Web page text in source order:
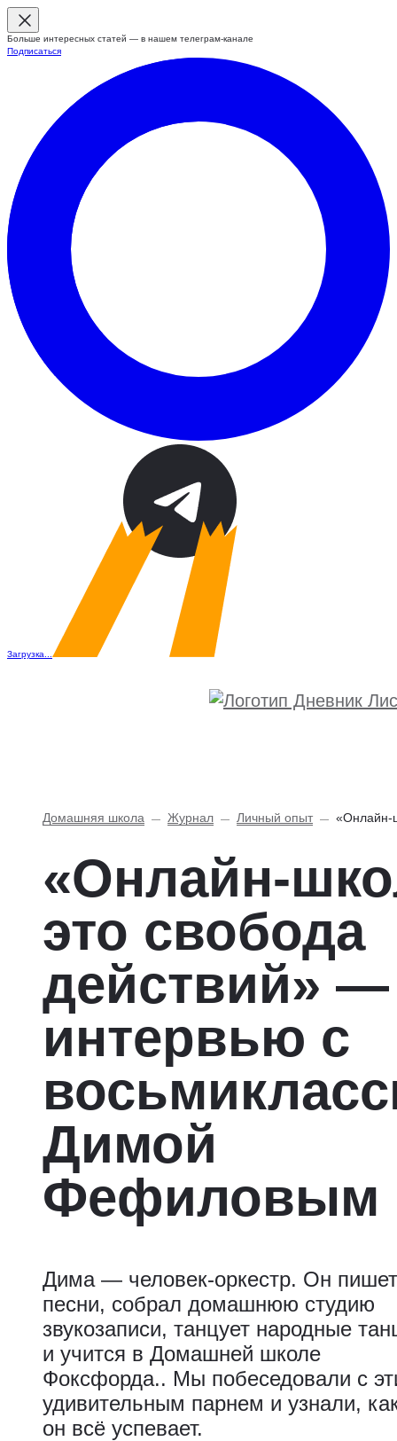
Больше интересных статей — в нашем телеграм-канале
Подписаться
Загрузка...
Домашняя школа Журнал Личный опыт «Онлайн-
«Онлайн-
это свобода
действий» —
интервью с
Димой
Фефиловым
Дима — человек-оркестр. Он пишет
песни, собрал домашнюю студию
звукозаписи, танцует народные
и учится в Домашней школе
Фоксфорда.. Мы побеседовали с
удивительным парнем и узнали,
он всё успевает.